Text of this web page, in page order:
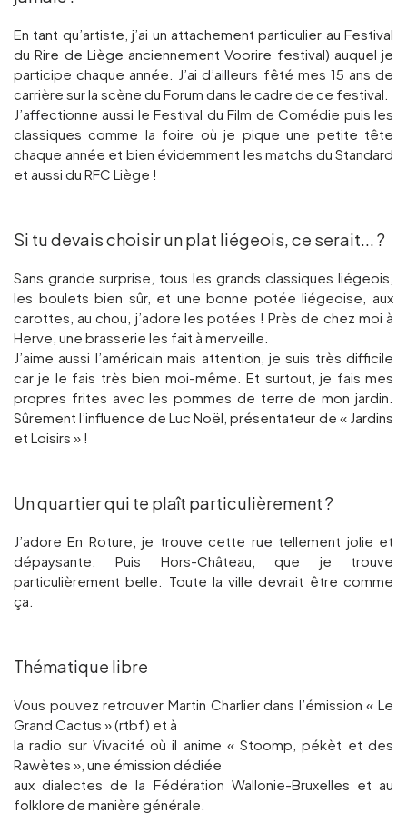
En tant qu’artiste, j’ai un attachement particulier au Festival
du Rire de Liège anciennement Voorire festival) auquel je
participe chaque année. J’ai d’ailleurs fêté mes 15 ans de
carrière sur la scène du Forum dans le cadre de ce festival.
J’affectionne aussi le Festival du Film de Comédie puis les
classiques comme la foire où je pique une petite tête
chaque année et bien évidemment les matchs du Standard
et aussi du RFC Liège !
Si tu devais choisir un plat liégeois, ce serait... ?
Sans grande surprise, tous les grands classiques liégeois,
les boulets bien sûr, et une bonne potée liégeoise, aux
carottes, au chou, j’adore les potées ! Près de chez moi à
Herve, une brasserie les fait à merveille.
J’aime aussi l’américain mais attention, je suis très difficile
car je le fais très bien moi-même. Et surtout, je fais mes
propres frites avec les pommes de terre de mon jardin.
Sûrement l’influence de Luc Noël, présentateur de « Jardins
et Loisirs » !
Un quartier qui te plaît particulièrement ?
J’adore En Roture, je trouve cette rue tellement jolie et
dépaysante. Puis Hors-Château, que je trouve
particulièrement belle. Toute la ville devrait être comme
ça.
Thématique libre
Vous pouvez retrouver Martin Charlier dans l’émission « Le
Grand Cactus » (rtbf) et à
la radio sur Vivacité où il anime « Stoomp, pékèt et des
Rawètes », une émission dédiée
aux dialectes de la Fédération Wallonie-Bruxelles et au
folklore de manière générale.